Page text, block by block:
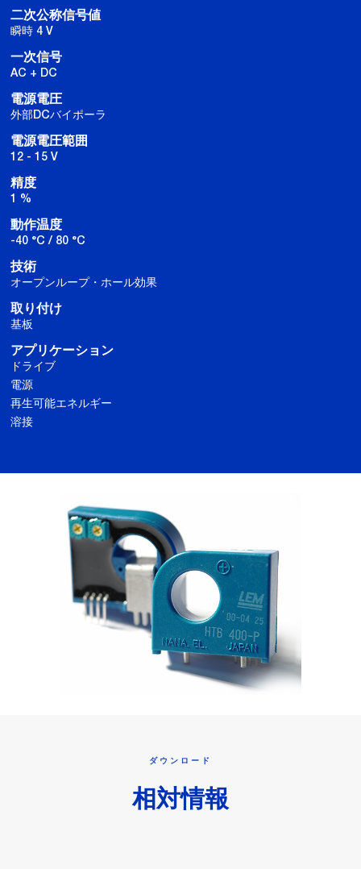
二次公称信号値
瞬時 4 V
一次信号
AC + DC
電源電圧
外部DCバイポーラ
電源電圧範囲
12 - 15 V
精度
1 %
動作温度
-40 °C / 80 °C
技術
オープンループ・ホール効果
取り付け
基板
アプリケーション
ドライブ
電源
再生可能エネルギー
溶接
ダウンロード
相対情報